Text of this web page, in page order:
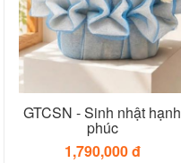
GTCSN - Sinh nhật hạnh
phúc
1,790,000 đ